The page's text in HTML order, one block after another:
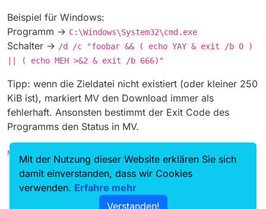
Beispiel für Windows:
Programm → C:\Windows\System32\cmd.exe
Schalter → /d /c "foobar && ( echo YAY & exit /b 0 )
|| ( echo MEH >&2 & exit /b 666)"
Tipp: wenn die Zieldatei nicht existiert (oder kleiner 250
KiB ist), markiert MV den Download immer als
fehlerhaft. Ansonsten bestimmt der Exit Code des
Programms den Status in MV.
MediathekView 13.0.6 (Win32), cURL 7.65.3, FFmpeg 4.2
Mit der Nutzung dieser Website erklären Sie sich
damit einverstanden, dass wir Cookies
verwenden. Erfahre mehr
Verstanden!